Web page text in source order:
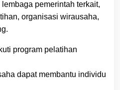
pemerintah terkait,
organisasi wirausaha,
program pelatihan
dapat membantu individu